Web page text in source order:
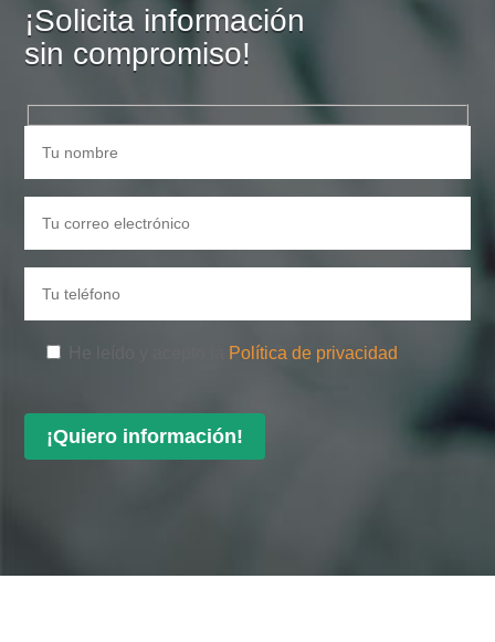
¡Solicita información
sin compromiso!
Política de privacidad